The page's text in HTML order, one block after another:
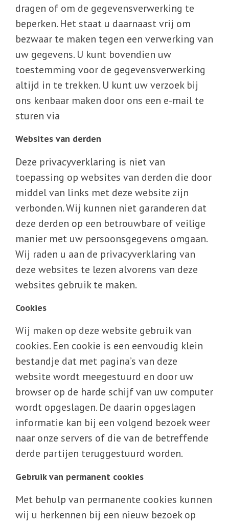
dragen of om de gegevensverwerking te
beperken. Het staat u daarnaast vrij om
bezwaar te maken tegen een verwerking van
uw gegevens. U kunt bovendien uw
toestemming voor de gegevensverwerking
altijd in te trekken. U kunt uw verzoek bij
ons kenbaar maken door ons een e-mail te
sturen via
Websites van derden
Deze privacyverklaring is niet van
toepassing op websites van derden die door
middel van links met deze website zijn
verbonden. Wij kunnen niet garanderen dat
deze derden op een betrouwbare of veilige
manier met uw persoonsgegevens omgaan.
Wij raden u aan de privacyverklaring van
deze websites te lezen alvorens van deze
websites gebruik te maken.
Cookies
Wij maken op deze website gebruik van
cookies. Een cookie is een eenvoudig klein
bestandje dat met pagina’s van deze
website wordt meegestuurd en door uw
browser op de harde schijf van uw computer
wordt opgeslagen. De daarin opgeslagen
informatie kan bij een volgend bezoek weer
naar onze servers of die van de betreffende
derde partijen teruggestuurd worden.
Gebruik van permanent cookies
Met behulp van permanente cookies kunnen
wij u herkennen bij een nieuw bezoek op